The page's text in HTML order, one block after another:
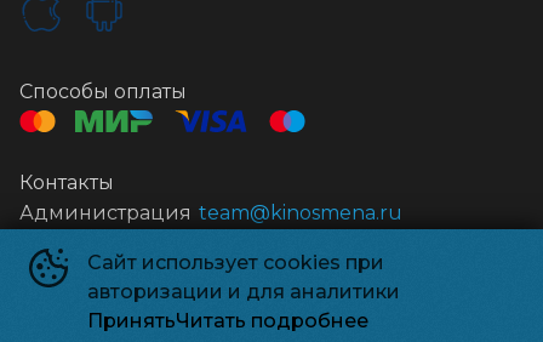
Сайт использует cookies при
авторизации и для аналитики
ПринятьЧитать подробнее
Способы оплаты
Контакты
Администрация team@kinosmena.ru
Киносмена © 2026
Powered byp24.app